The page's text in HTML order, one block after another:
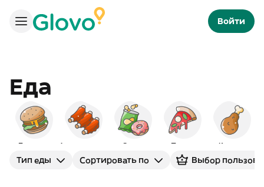
Войти
Еда
Бургеры Снэки Пицца Курица
Тип еды Сортировать по Выбор